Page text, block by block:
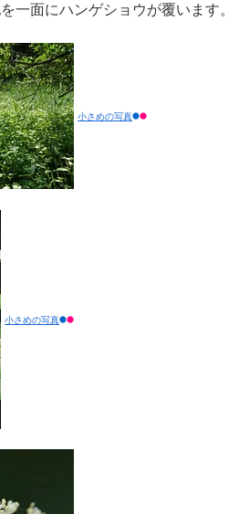
一面にハンゲショウが覆います。
小さめの写真
小さめの写真